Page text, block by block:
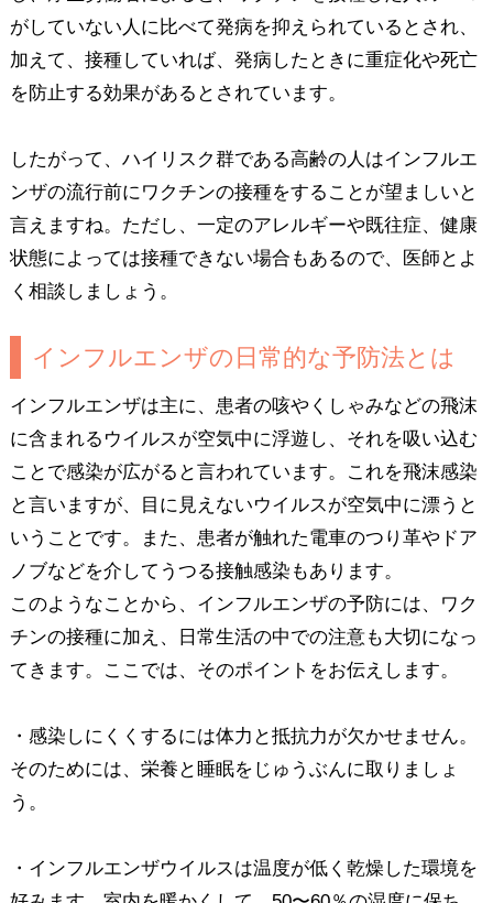
がしていない人に比べて発病を抑えられているとされ、
加えて、接種していれば、発病したときに重症化や死亡
を防止する効果があるとされています。
したがって、ハイリスク群である高齢の人はインフルエ
ンザの流行前にワクチンの接種をすることが望ましいと
言えますね。ただし、一定のアレルギーや既往症、健康
状態によっては接種できない場合もあるので、医師とよ
く相談しましょう。
インフルエンザの日常的な予防法とは
インフルエンザは主に、患者の咳やくしゃみなどの飛沫
に含まれるウイルスが空気中に浮遊し、それを吸い込む
ことで感染が広がると言われています。これを飛沫感染
と言いますが、目に見えないウイルスが空気中に漂うと
いうことです。また、患者が触れた電車のつり革やドア
ノブなどを介してうつる接触感染もあります。
このようなことから、インフルエンザの予防には、ワク
チンの接種に加え、日常生活の中での注意も大切になっ
てきます。ここでは、そのポイントをお伝えします。
・感染しにくくするには体力と抵抗力が欠かせません。
そのためには、栄養と睡眠をじゅうぶんに取りましょ
う。
・インフルエンザウイルスは温度が低く乾燥した環境を